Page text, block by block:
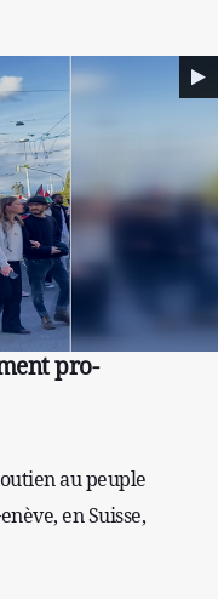
pro-
au peuple
en Suisse,